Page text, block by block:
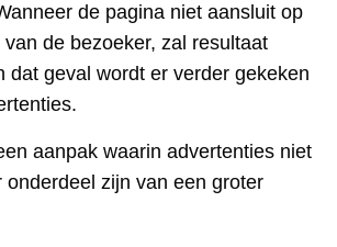
de pagina niet aansluit op
de bezoeker, zal resultaat
dat geval wordt er verder gekeken
aanpak waarin advertenties niet
onderdeel zijn van een groter